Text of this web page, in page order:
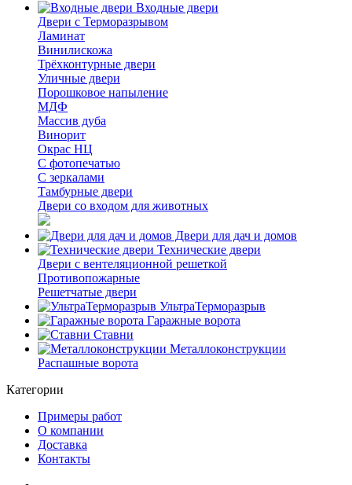
Входные двери
Двери с Терморазрывом
Ламинат
Винилискожа
Трёхконтурные двери
Уличные двери
Порошковое напыление
МДФ
Массив дуба
Винорит
Окрас НЦ
С фотопечатью
С зеркалами
Тамбурные двери
Двери со входом для животных
Двери для дач и домов
Технические двери
Двери с вентеляционной решеткой
Противопожарные
Решетчатые двери
УльтраТерморазрыв
Гаражные ворота
Ставни
Металлоконструкции
Распашные ворота
Категории
Примеры работ
О компании
Доставка
Контакты